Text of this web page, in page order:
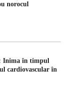
norocul
Inima în timpul
cardiovascular în